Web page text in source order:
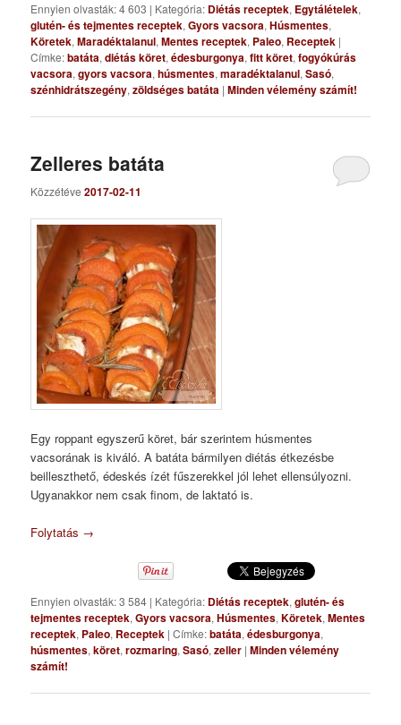
Ennyien olvasták: 4 603 | Kategória: Diétás receptek, Egytálételek,
glutén- és tejmentes receptek,Gyors vacsora,Húsmentes,
Köretek,Maradéktalanul,Mentes receptek, Paleo, Receptek |
Címke:batáta,diétás köret,édesburgonya,fitt köret,fogyókúrás
vacsora,gyors vacsora,húsmentes,maradéktalanul,Sasó,
szénhidrátszegény,zöldséges batáta |Minden vélemény számít!
Zelleres batáta
Közzétéve2017-02-11
Egy roppant egyszerű köret, bár szerintem húsmentes
vacsorának is kiváló. A batáta bármilyen diétás étkezésbe
beilleszthető, édeskés ízét fűszerekkel jól lehet ellensúlyozni.
Ugyanakkor nem csak finom, de laktató is.
Folytatás →
Ennyien olvasták: 3 584 | Kategória: Diétás receptek,glutén- és
tejmentes receptek,Gyors vacsora,Húsmentes,Köretek,Mentes
receptek, Paleo, Receptek |Címke:batáta,édesburgonya,
húsmentes,köret,rozmaring,Sasó,zeller |Minden vélemény
számít!